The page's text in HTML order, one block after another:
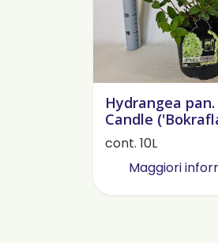
Hydrangea
Candle
cont. 10L
Maggiori